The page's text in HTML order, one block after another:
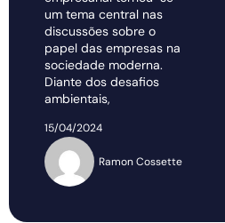
um tema central nas
discussões sobre o
papel das empresas na
sociedade moderna.
Diante dos desafios
ambientais,
15/04/2024
Ramon Cossette